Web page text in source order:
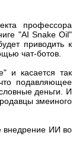
профессора
"AI Snake Oil"
приводить к
чат-ботов.
и касается так
подавляющее
деньги. И
змеиного
внедрение ИИ во